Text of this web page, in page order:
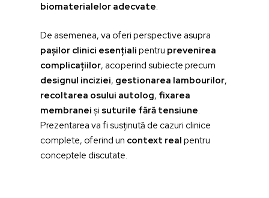
biomaterialelor adecvate.
De asemenea, va oferi perspective asupra
pașilor clinici esențiali pentru prevenirea
complicațiilor, acoperind subiecte precum
designul inciziei, gestionarea lambourilor,
recoltarea osului autolog, fixarea
membranei și suturile fără tensiune.
Prezentarea va fi susținută de cazuri clinice
complete, oferind un context real pentru
conceptele discutate.